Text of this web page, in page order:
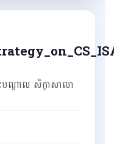
ណ្ដាល សិក្ខាសាលា